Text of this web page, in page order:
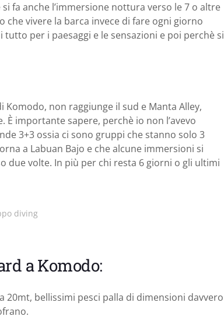
fa anche l’immersione nottura verso le 7 o altre
vivere la barca invece di fare ogni giorno
per i paesaggi e le sensazioni e poi perchè si
non raggiunge il sud e Manta Alley,
importante sapere, perchè io non l’avevo
3+3 ossia ci sono gruppi che stanno solo 3
a Labuan Bajo e che alcune immersioni si
due volte. In più per chi resta 6 giorni o gli ultimi
diving
a Komodo:
20mt, bellissimi pesci palla di dimensioni davvero